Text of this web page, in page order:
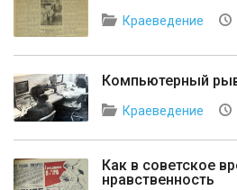
Краеведение
Компьютерный
Краеведение
Как в советское
нравственность